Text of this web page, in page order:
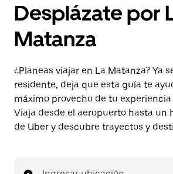
Desplázate por
Matanza
¿Planeas viajar en La Matanza? Ya
residente, deja que esta guía te
máximo provecho de tu experiencia
Viaja desde el aeropuerto hasta un
de Uber y descubre trayectos y